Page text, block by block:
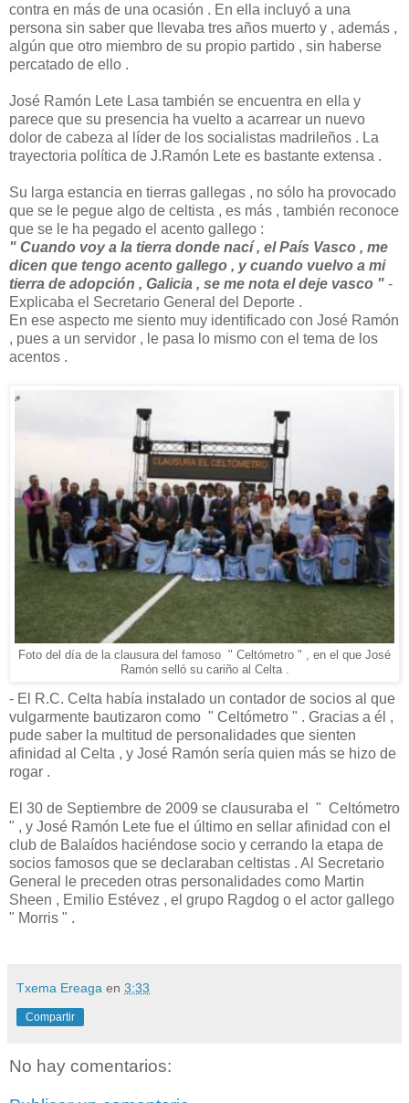
contra en más de una ocasión . En ella incluyó a una
persona sin saber que llevaba tres años muerto y , además ,
algún que otro miembro de su propio partido , sin haberse
percatado de ello .
José Ramón Lete Lasa también se encuentra en ella y
parece que su presencia ha vuelto a acarrear un nuevo
dolor de cabeza al líder de los socialistas madrileños . La
trayectoria política de J.Ramón Lete es bastante extensa .
Su larga estancia en tierras gallegas , no sólo ha provocado
que se le pegue algo de celtista , es más , también reconoce
que se le ha pegado el acento gallego :
" Cuando voy a la tierra donde nací , el País Vasco , me
dicen que tengo acento gallego , y cuando vuelvo a mi
tierra de adopción , Galicia , se me nota el deje vasco " -
Explicaba el Secretario General del Deporte .
En ese aspecto me siento muy identificado con José Ramón
, pues a un servidor , le pasa lo mismo con el tema de los
acentos .
Foto del día de la clausura del famoso " Celtómetro " , en el que José
Ramón selló su cariño al Celta .
- El R.C. Celta había instalado un contador de socios al que
vulgarmente bautizaron como " Celtómetro " . Gracias a él ,
pude saber la multitud de personalidades que sienten
afinidad al Celta , y José Ramón sería quien más se hizo de
rogar .
El 30 de Septiembre de 2009 se clausuraba el " Celtómetro
" , y José Ramón Lete fue el último en sellar afinidad con el
club de Balaídos haciéndose socio y cerrando la etapa de
socios famosos que se declaraban celtistas . Al Secretario
General le preceden otras personalidades como Martin
Sheen , Emilio Estévez , el grupo Ragdog o el actor gallego
" Morris " .
Txema Ereaga en 3:33
Compartir
No hay comentarios: